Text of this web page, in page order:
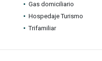
Gas domiciliario
Hospedaje Turismo
Trifamiliar